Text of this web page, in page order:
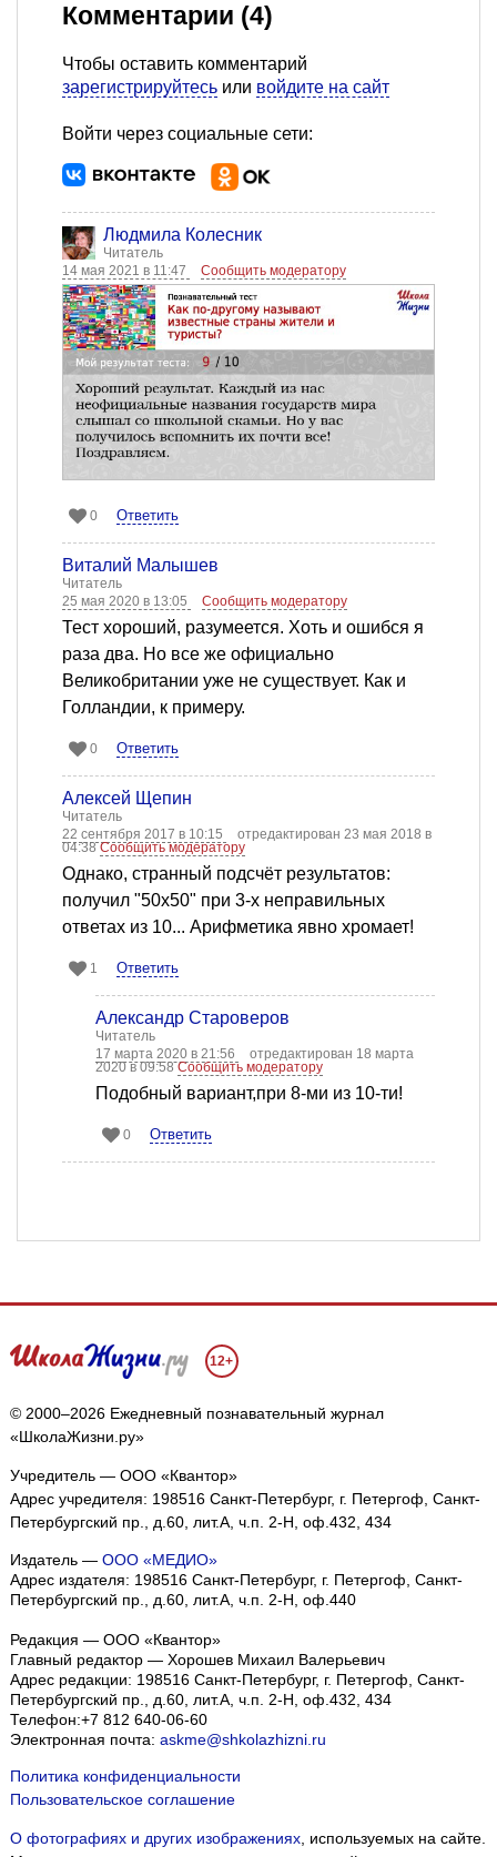
Комментарии (4)
Чтобы оставить комментарий
зарегистрируйтесь или войдите на сайт
Войти через социальные сети:
Людмила Колесник
Читатель
14 мая 2021 в 11:47
Сообщить модератору
0 Ответить
Виталий Малышев
Читатель
25 мая 2020 в 13:05
Сообщить модератору
Тест хороший, разумеется. Хоть и ошибся я
раза два. Но все же официально
Великобритании уже не существует. Как и
Голландии, к примеру.
0 Ответить
Алексей Щепин
Читатель
22 сентября 2017 в 10:15
отредактирован 23 мая 2018 в
04:38Сообщить модератору
Однако, странный подсчёт результатов:
получил "50х50" при 3-х неправильных
ответах из 10... Арифметика явно хромает!
1 Ответить
Александр Староверов
Читатель
17 марта 2020 в 21:56
отредактирован 18 марта
2020 в 09:58Сообщить модератору
Подобный вариант,при 8-ми из 10-ти!
0 Ответить
12+
© 2000–2026 Ежедневный познавательный журнал
«ШколаЖизни.ру»
Учредитель — ООО «Квантор»
Адрес учредителя: 198516 Санкт-Петербург, г. Петергоф, Санкт-
Петербургский пр., д.60, лит.А, ч.п. 2-Н, оф.432, 434
Издатель — ООО «МЕДИО»
Адрес издателя: 198516 Санкт-Петербург, г. Петергоф, Санкт-
Петербургский пр., д.60, лит.А, ч.п. 2-Н, оф.440
Редакция — ООО «Квантор»
Главный редактор — Хорошев Михаил Валерьевич
Адрес редакции: 198516 Санкт-Петербург, г. Петергоф, Санкт-
Петербургский пр., д.60, лит.А, ч.п. 2-Н, оф.432, 434
Телефон:+7 812 640-06-60
Электронная почта: askme@shkolazhizni.ru
Политика конфиденциальности
Пользовательское соглашение
О фотографиях и других изображениях, используемых на сайте.